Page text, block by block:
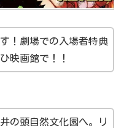
！劇場での入場者特典
映画館で！！
の頭自然文化園へ。リ